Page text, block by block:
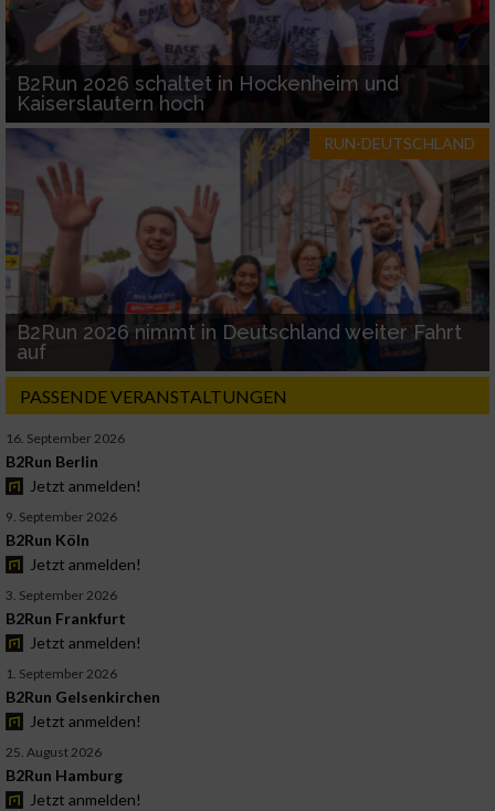
B2Run 2026 schaltet in Hockenheim und
Kaiserslautern hoch
RUN-DEUTSCHLAND
B2Run 2026 nimmt in Deutschland weiter Fahrt
auf
PASSENDE VERANSTALTUNGEN
16. September 2026
B2Run Berlin
Jetzt anmelden!
9. September 2026
B2Run Köln
Jetzt anmelden!
3. September 2026
B2Run Frankfurt
Jetzt anmelden!
1. September 2026
B2Run Gelsenkirchen
Jetzt anmelden!
25. August 2026
B2Run Hamburg
Jetzt anmelden!